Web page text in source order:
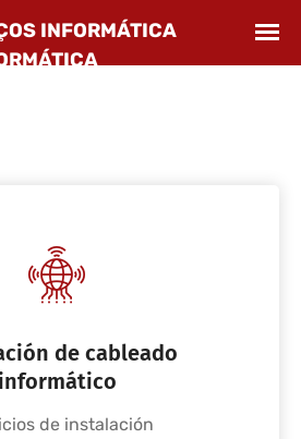
de cableado
informático
de instalación